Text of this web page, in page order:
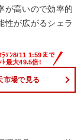
が高いので効率的
性が広がるシェラ
市場で見る